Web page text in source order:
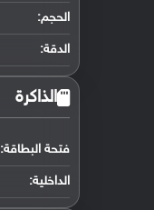
الحجم:
الدقة:
الذاكرة
فتحة البطاقة:
الداخلية: